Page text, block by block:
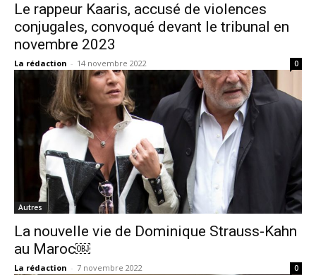
Le rappeur Kaaris, accusé de violences
conjugales, convoqué devant le tribunal en
novembre 2023
La rédaction - 14 novembre 2022 0
Autres
La nouvelle vie de Dominique Strauss-Kahn
au Maroc￼
La rédaction - 7 novembre 2022 0